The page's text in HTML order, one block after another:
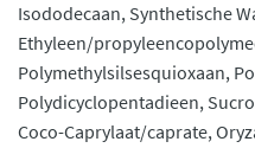
Isododecaan, Synthetische
Ethyleen/
Polymethylsilsesquioxaan,
Polydicyclopentadieen,
Coco-Caprylaat/caprate,